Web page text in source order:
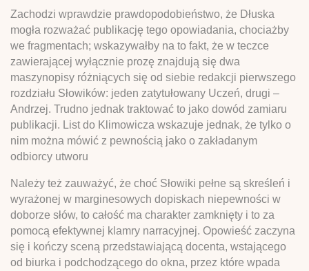
Zachodzi wprawdzie prawdopodobieństwo, że Dłuska
mogła rozważać publikację tego opowiadania, chociażby
we fragmentach; wskazywałby na to fakt, że w teczce
zawierającej wyłącznie prozę znajdują się dwa
maszynopisy różniących się od siebie redakcji pierwszego
rozdziału Słowików: jeden zatytułowany Uczeń, drugi –
Andrzej. Trudno jednak traktować to jako dowód zamiaru
publikacji. List do Klimowicza wskazuje jednak, że tylko o
nim można mówić z pewnością jako o zakładanym
odbiorcy utworu
Należy też zauważyć, że choć Słowiki pełne są skreśleń i
wyrażonej w marginesowych dopiskach niepewności w
doborze słów, to całość ma charakter zamknięty i to za
pomocą efektywnej klamry narracyjnej. Opowieść zaczyna
się i kończy sceną przedstawiającą docenta, wstającego
od biurka i podchodzącego do okna, przez które wpada